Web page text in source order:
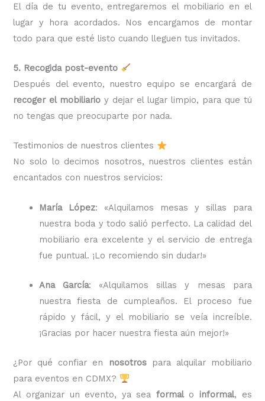
El día de tu evento, entregaremos el mobiliario en el
lugar y hora acordados. Nos encargamos de montar
todo para que esté listo cuando lleguen tus invitados.
5. Recogida post-evento
Después del evento, nuestro equipo se encargará de
recoger el mobiliario y dejar el lugar limpio, para que tú
no tengas que preocuparte por nada.
Testimonios de nuestros clientes
No solo lo decimos nosotros, nuestros clientes están
encantados con nuestros servicios:
María López: «Alquilamos mesas y sillas para
nuestra boda y todo salió perfecto. La calidad del
mobiliario era excelente y el servicio de entrega
fue puntual. ¡Lo recomiendo sin dudar!»
Ana García: «Alquilamos sillas y mesas para
nuestra fiesta de cumpleaños. El proceso fue
rápido y fácil, y el mobiliario se veía increíble.
¡Gracias por hacer nuestra fiesta aún mejor!»
¿Por qué confiar en nosotrospara alquilar mobiliario
para eventos en CDMX?
Al organizar un evento, ya sea formalo informal, es